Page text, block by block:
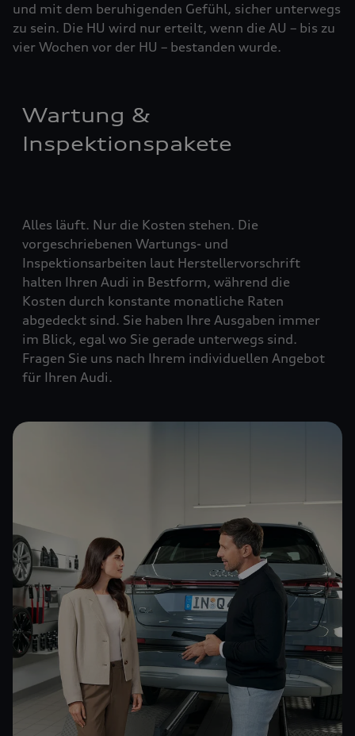
und mit dem beruhigenden Gefühl, sicher unterwegs
zu sein. Die HU wird nur erteilt, wenn die AU – bis zu
vier ­Woch­en vor der HU – bestanden wurde.
Wartung &
Inspektionspakete
Alles läuft. Nur die Kosten stehen. Die
vorgeschriebenen Wartungs- und
Inspektionsarbeiten laut Herstellervorschrift
halten Ihren Audi in Bestform, während die
Kosten durch konstante monatliche Raten
abgedeckt sind. Sie haben Ihre Ausgaben immer
im Blick, egal wo Sie gerade unterwegs sind.
Fragen Sie uns nach Ihrem individuellen Angebot
für Ihren Audi.